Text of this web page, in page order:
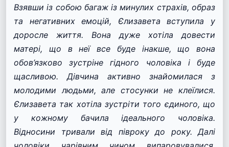
Взявши із собою багаж із минулих страхів, образ
та негативних емоцій, Єлизавета вступила у
доросле життя. Вона дуже хотіла довести
матері, що в неї все буде інакше, що вона
обов’язково зустріне гідного чоловіка і буде
щасливою. Дівчина активно знайомилася з
молодими людьми, але стосунки не клеїлися.
Єлизавета так хотіла зустріти того єдиного, що
у кожному бачила ідеального чоловіка.
Відносини тривали від півроку до року. Далі